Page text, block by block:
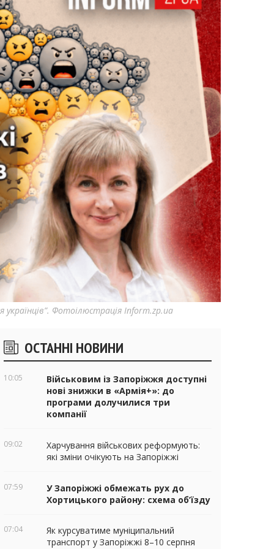
українців”. Фотоілюстрація Inform.zp.ua
Бічні
віджети
ОСТАННІ НОВИНИ
10:05
Військовим із Запоріжжя доступні
нові знижки в «Армія+»: до
програми долучилися три
компанії
09:02
Харчування військових реформують:
які зміни очікують на Запоріжжі
07:59
У Запоріжжі обмежать рух до
Хортицького району: схема об’їзду
07:04
Як курсуватиме муніципальний
транспорт у Запоріжжі 8–10 серпня